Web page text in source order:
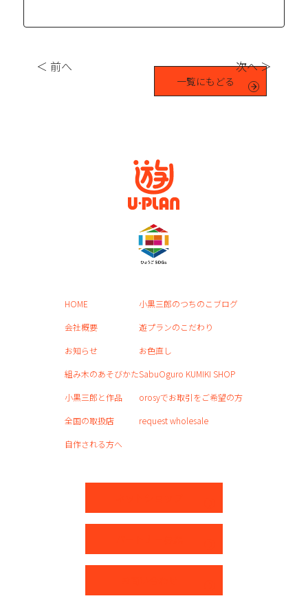
＜ 前へ
一覧にもどる
次へ ＞
HOME
会社概要
お知らせ
組み木のあそびかた
小黒三郎と作品
全国の取扱店
自作される方へ
小黒三郎のつちのこブログ
遊プランのこだわり
お色直し
SabuOguro KUMIKI SHOP
orosyでお取引をご希望の方
request wholesale